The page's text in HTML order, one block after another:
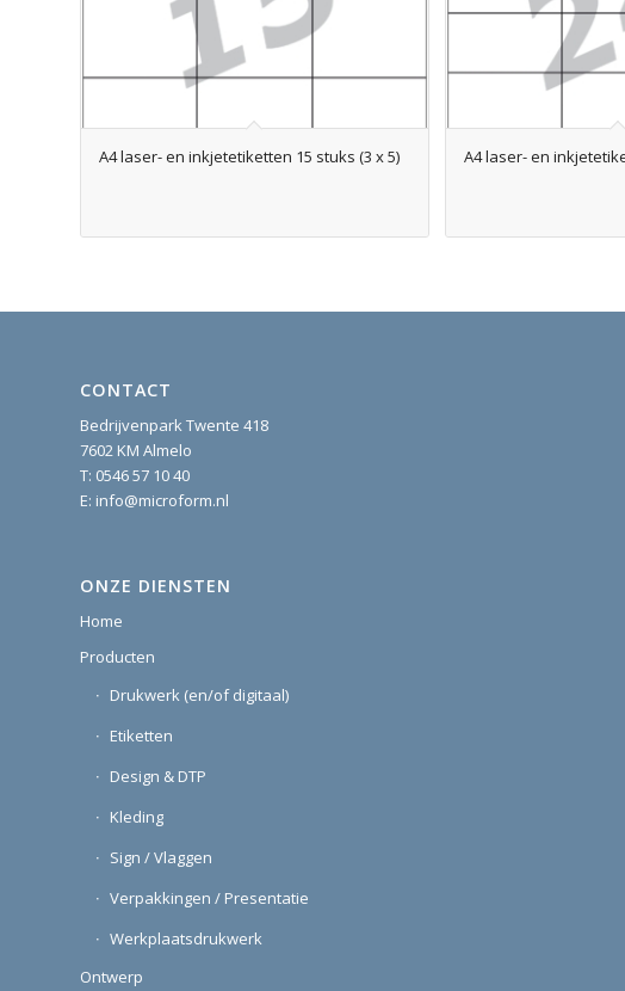
A4 laser- en inkjetetiketten 15 stuks (3 x 5) A4 laser- en
CONTACT
Bedrijvenpark Twente 418
7602 KM Almelo
T: 0546 57 10 40
E: info@microform.nl
ONZE DIENSTEN
Home
Producten
Drukwerk (en/of digitaal)
Etiketten
Design & DTP
Kleding
Sign / Vlaggen
Verpakkingen / Presentatie
Werkplaatsdrukwerk
Ontwerp